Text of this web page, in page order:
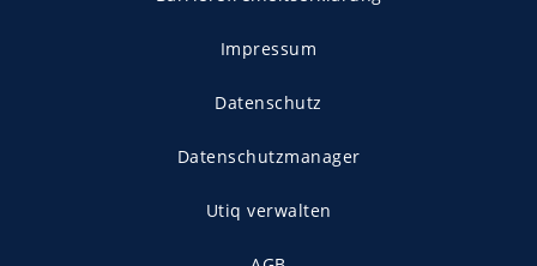
Impressum
Datenschutz
Datenschutzmanager
Utiq verwalten